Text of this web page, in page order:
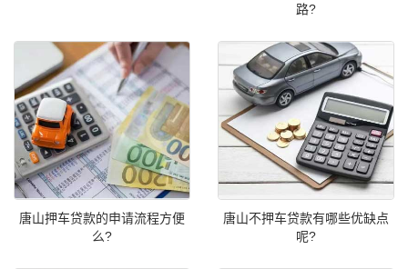
路?
唐山押车贷款的申请流程方便
么?
唐山不押车贷款有哪些优缺点
呢?